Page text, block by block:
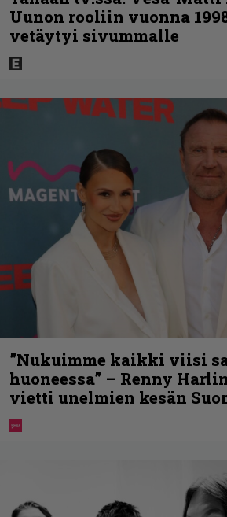
Uunon rooliin vuonna
vetäytyi sivummalle
”Nukuimme kaikki viisi
huoneessa” – Renny
vietti unelmien kesän